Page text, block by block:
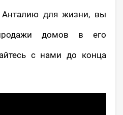
Анталию для жизни, вы
домов в его
с нами до конца